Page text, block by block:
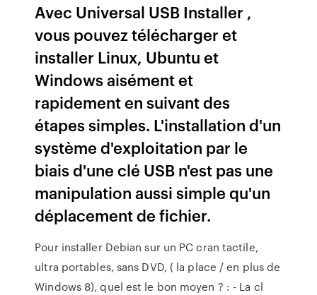
Avec Universal USB Installer ,
vous pouvez télécharger et
installer Linux, Ubuntu et
Windows aisément et
rapidement en suivant des
étapes simples. L'installation d'un
système d'exploitation par le
biais d'une clé USB n'est pas une
manipulation aussi simple qu'un
déplacement de fichier.
Pour installer Debian sur un PC cran tactile,
ultra portables, sans DVD, ( la place / en plus de
Windows 8), quel est le bon moyen ? : - La cl